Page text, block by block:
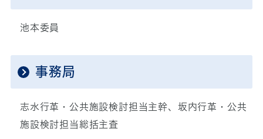
池本委員
事務局
志水行革・公共施設検討担当主幹、坂内行革・公共
施設検討担当総括主査